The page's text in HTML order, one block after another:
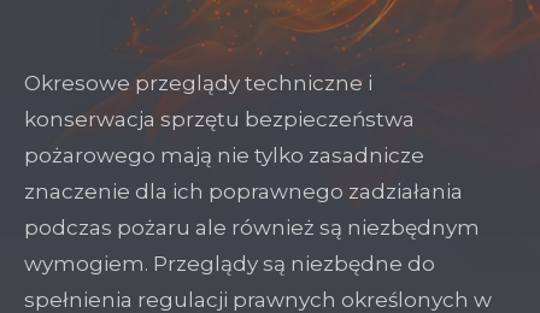
Okresowe przeglądy techniczne i
konserwacja sprzętu bezpieczeństwa
pożarowego mają nie tylko zasadnicze
znaczenie dla ich poprawnego zadziałania
podczas pożaru ale również są niezbędnym
wymogiem. Przeglądy są niezbędne do
spełnienia regulacji prawnych określonych w